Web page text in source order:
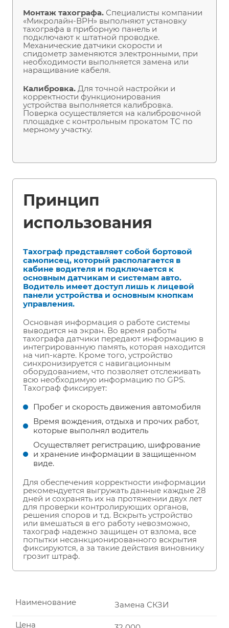
Монтаж тахографа. Специалисты компании
«Микролайн-ВРН» выполняют установку
тахографа в приборную панель и
подключают к штатной проводке.
Механические датчики скорости и
спидометр заменяются электронными, при
необходимости выполняется замена или
наращивание кабеля.
Калибровка. Для точной настройки и
корректности функционирования
устройства выполняется калибровка.
Поверка осуществляется на калибровочной
площадке с контрольным прокатом ТС по
мерному участку.
Принцип
использования
Тахограф представляет собой бортовой
самописец, который располагается в
кабине водителя и подключается к
основным датчикам и системам авто.
Водитель имеет доступ лишь к лицевой
панели устройства и основным кнопкам
управления.
Основная информация о работе системы
выводится на экран. Во время работы
тахографа датчики передают информацию в
интегрированную память, которая находится
на чип-карте. Кроме того, устройство
синхронизируется с навигационным
оборудованием, что позволяет отслеживать
всю необходимую информацию по GPS.
Тахограф фиксирует:
Пробег и скорость движения автомобиля
Время вождения, отдыха и прочих работ,
которые выполнял водитель
Осуществляет регистрацию, шифрование
и хранение информации в защищенном
виде.
Для обеспечения корректности информации
рекомендуется выгружать данные каждые 28
дней и сохранять их на протяжении двух лет
для проверки контролирующих органов,
решения споров и т.д. Вскрыть устройство
или вмешаться в его работу невозможно,
тахограф надежно защищен от взлома, все
попытки несанкционированного вскрытия
фиксируются, а за такие действия виновнику
грозит штраф.
Замена СКЗИ
Наименование
Цена